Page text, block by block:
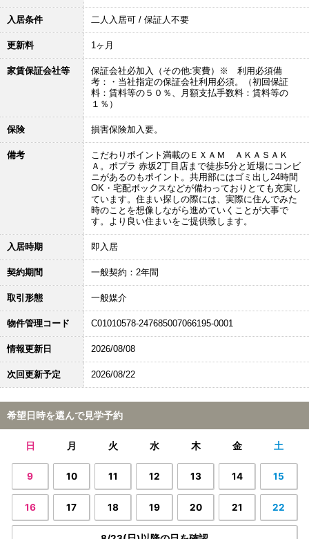
入居条件 二人入居可 / 保証人不要
更新料 1ヶ月
家賃保証会社等
保証会社必加入（その他:実費）※ 利用必須備
考：・当社指定の保証会社利用必須。（初回保証
料：賃料等の５０％、月額支払手数料：賃料等の
１％）
保険 損害保険加入要。
備考
こだわりポイント満載のＥＸＡＭ ＡＫＡＳＡＫ
Ａ。ポプラ 赤坂2丁目店まで徒歩5分と近場にコンビ
ニがあるのもポイント。共用部にはゴミ出し24時間
OK・宅配ボックスなどが備わっておりとても充実し
ています。住まい探しの際には、実際に住んでみた
時のことを想像しながら進めていくことが大事で
す。より良い住まいをご提供致します。
入居時期 即入居
契約期間 一般契約：2年間
取引形態 一般媒介
物件管理コード C01010578-247685007066195-0001
情報更新日 2026/08/08
次回更新予定 2026/08/22
希望日時を選んで見学予約
日 月 火 水 木 金 土
9 10 11 12 13 14 15
16 17 18 19 20 21 22